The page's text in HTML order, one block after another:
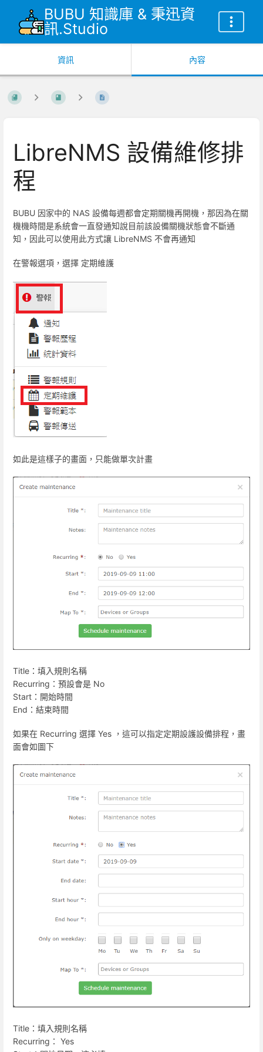
BUBU 知識庫 & 秉迅資
訊.Studio
資訊 內容
LibreNMS 設備維修排
程
BUBU 因家中的 NAS 設備每週都會定期關機再開機，那因為在關
機機時間是系統會一直發通知說目前該設備關機狀態會不斷通
知，因此可以使用此方式讓 LibreNMS 不會再通知
在警報選項，選擇 定期維護
如此是這樣子的畫面，只能做單次計畫
Title：填入規則名稱
Recurring：預設會是 No
Start：開始時間
End：結束時間
如果在 Recurring 選擇 Yes ，這可以指定定期設護設備排程，畫
面會如圖下
Title：填入規則名稱
Recurring： Yes